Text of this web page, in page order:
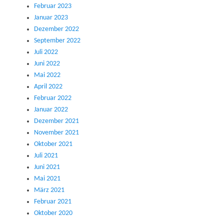
Februar 2023
Januar 2023
Dezember 2022
September 2022
Juli 2022
Juni 2022
Mai 2022
April 2022
Februar 2022
Januar 2022
Dezember 2021
November 2021
Oktober 2021
Juli 2021
Juni 2021
Mai 2021
März 2021
Februar 2021
Oktober 2020